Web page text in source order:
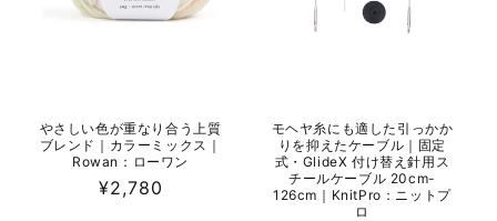
やさしい色が重なり合う上質
ブレンド｜カラーミックス｜
Rowan：ローワン
通
¥2,780
モヘヤ糸にも適した引っかか
りを抑えたケーブル｜固定
式・GlideX 付け替え針用ス
チールケーブル 20cm-
126cm｜KnitPro：ニットプ
ロ